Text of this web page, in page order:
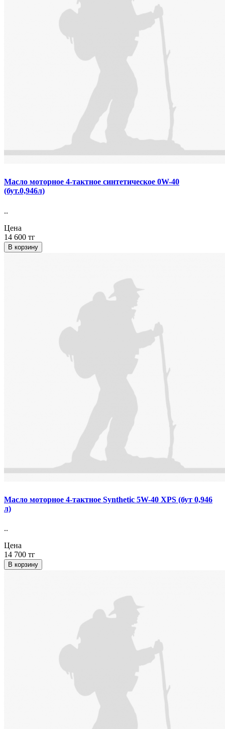
Масло моторное 4-тактное синтетическое 0W-40
(бут.0,946л)
..
Цена
14 600 тг
В корзину
Масло моторное 4-тактное Synthetic 5W-40 XPS (бут 0,946
л)
..
Цена
14 700 тг
В корзину